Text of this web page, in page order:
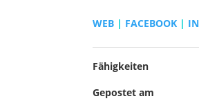
WEB | FACEBOOK |
Fähigkeiten
Gepostet am